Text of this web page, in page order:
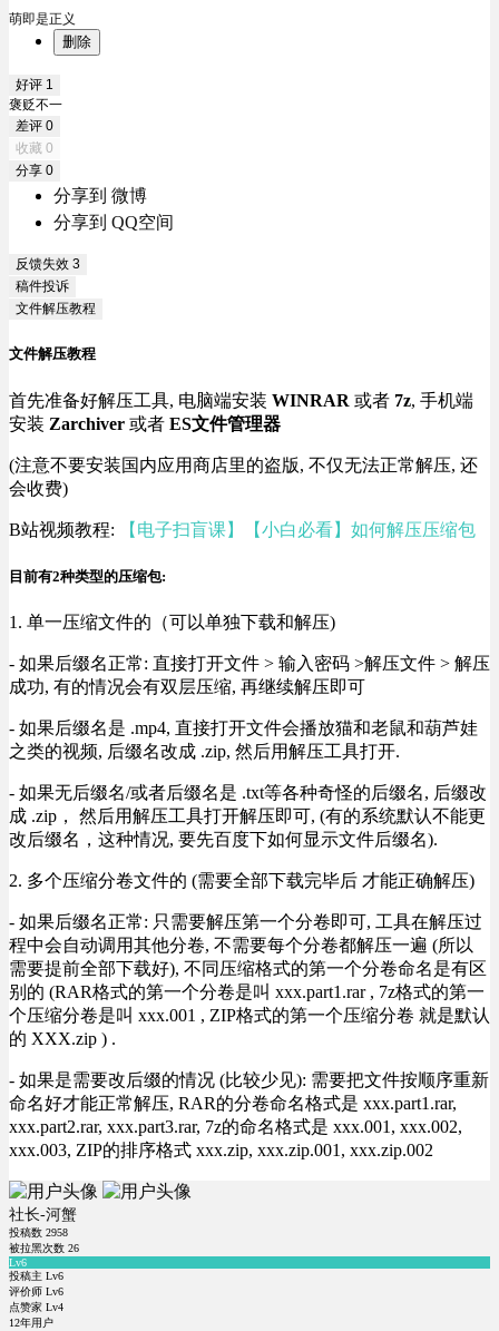
萌即是正义
删除
好评 1
褒贬不一
差评 0
收藏 0
分享 0
分享到 微博
分享到 QQ空间
反馈失效 3
稿件投诉
文件解压教程
文件解压教程
首先准备好解压工具, 电脑端安装 WINRAR 或者 7z, 手机端
安装 Zarchiver 或者 ES文件管理器
(注意不要安装国内应用商店里的盗版, 不仅无法正常解压, 还
会收费)
B站视频教程: 【电子扫盲课】【小白必看】如何解压压缩包
目前有2种类型的压缩包:
1. 单一压缩文件的（可以单独下载和解压)
- 如果后缀名正常: 直接打开文件 > 输入密码 >解压文件 > 解压
成功, 有的情况会有双层压缩, 再继续解压即可
- 如果后缀名是 .mp4, 直接打开文件会播放猫和老鼠和葫芦娃
之类的视频, 后缀名改成 .zip, 然后用解压工具打开.
- 如果无后缀名/或者后缀名是 .txt等各种奇怪的后缀名, 后缀改
成 .zip， 然后用解压工具打开解压即可, (有的系统默认不能更
改后缀名，这种情况, 要先百度下如何显示文件后缀名).
2. 多个压缩分卷文件的 (需要全部下载完毕后 才能正确解压)
- 如果后缀名正常: 只需要解压第一个分卷即可, 工具在解压过
程中会自动调用其他分卷, 不需要每个分卷都解压一遍 (所以
需要提前全部下载好), 不同压缩格式的第一个分卷命名是有区
别的 (RAR格式的第一个分卷是叫 xxx.part1.rar , 7z格式的第一
个压缩分卷是叫 xxx.001 , ZIP格式的第一个压缩分卷 就是默认
的 XXX.zip ) .
- 如果是需要改后缀的情况 (比较少见): 需要把文件按顺序重新
命名好才能正常解压, RAR的分卷命名格式是 xxx.part1.rar,
xxx.part2.rar, xxx.part3.rar, 7z的命名格式是 xxx.001, xxx.002,
xxx.003, ZIP的排序格式 xxx.zip, xxx.zip.001, xxx.zip.002
社长-河蟹
投稿数 2958
被拉黑次数 26
Lv6
投稿主 Lv6
评价师 Lv6
点赞家 Lv4
12年用户